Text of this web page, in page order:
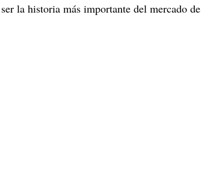
la historia más importante del mercado de